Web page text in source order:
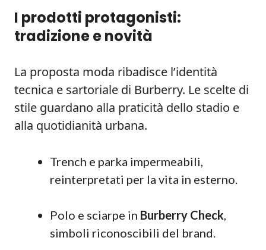
I prodotti protagonisti:
tradizione e novità
La proposta moda ribadisce l’identità
tecnica e sartoriale di Burberry. Le scelte di
stile guardano alla praticità dello stadio e
alla quotidianità urbana.
Trench e parka impermeabili,
reinterpretati per la vita in esterno.
Polo e sciarpe in Burberry Check,
simboli riconoscibili del brand.